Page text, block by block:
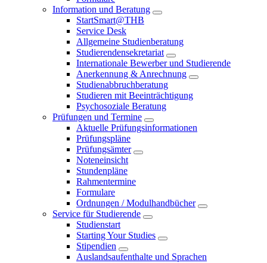
Information und Beratung
StartSmart@THB
Service Desk
Allgemeine Studienberatung
Studierendensekretariat
Internationale Bewerber und Studierende
Anerkennung & Anrechnung
Studienabbruchberatung
Studieren mit Beeinträchtigung
Psychosoziale Beratung
Prüfungen und Termine
Aktuelle Prüfungsinformationen
Prüfungspläne
Prüfungsämter
Noteneinsicht
Stundenpläne
Rahmentermine
Formulare
Ordnungen / Modulhandbücher
Service für Studierende
Studienstart
Starting Your Studies
Stipendien
Auslandsaufenthalte und Sprachen